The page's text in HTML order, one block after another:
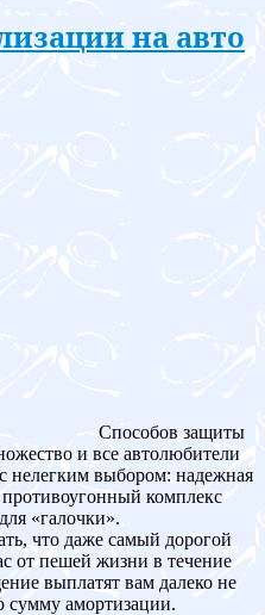
на авто
Способов защиты
и все автолюбители
нелегким выбором: надежная
противоугонный комплекс
«галочки».
что даже самый дорогой
от пешей жизни в течение
выплатят вам далеко не
сумму амортизации.